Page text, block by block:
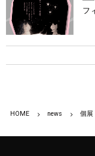
フ
HOME news 個展